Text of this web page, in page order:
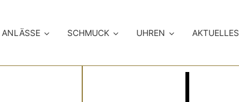
ANLÄSSE SCHMUCK UHREN AKTUELLES